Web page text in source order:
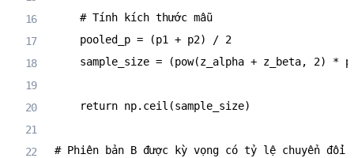
# Tính kích thước mẫu
    pooled_p
= (p1 + p2) / 2
    sample_size
= (pow(z_alpha + z_beta, 2) *
return np. ceil (sample_size)
# Phiên bản B được kỳ vọng có tỷ lệ chuyển đổi